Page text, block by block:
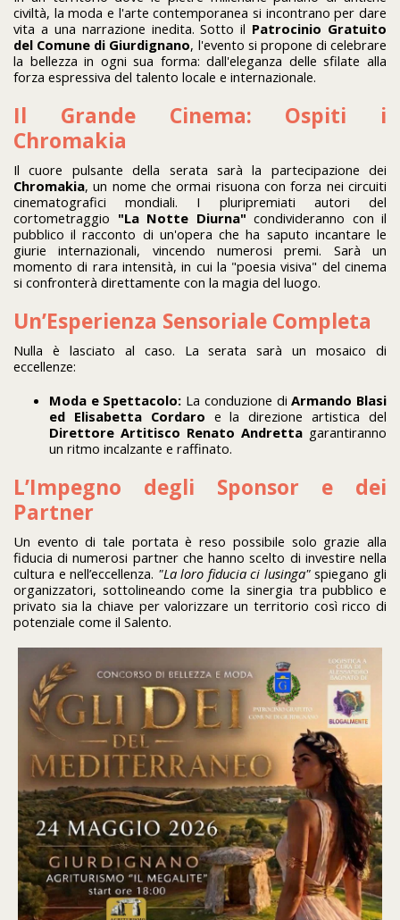
civiltà, la moda e l'arte contemporanea si incontrano per dare
vita a una narrazione inedita. Sotto il Patrocinio Gratuito
del Comune di Giurdignano, l'evento si propone di celebrare
la bellezza in ogni sua forma: dall'eleganza delle sfilate alla
forza espressiva del talento locale e internazionale.
Il Grande Cinema: Ospiti i
Chromakia
Il cuore pulsante della serata sarà la partecipazione dei
Chromakia, un nome che ormai risuona con forza nei circuiti
cinematografici mondiali. I pluripremiati autori del
cortometraggio "La Notte Diurna" condivideranno con il
pubblico il racconto di un'opera che ha saputo incantare le
giurie internazionali, vincendo numerosi premi. Sarà un
momento di rara intensità, in cui la "poesia visiva" del cinema
si confronterà direttamente con la magia del luogo.
Un’Esperienza Sensoriale Completa
Nulla è lasciato al caso. La serata sarà un mosaico di
eccellenze:
Moda e Spettacolo: La conduzione diArmando Blasi
ed Elisabetta Cordaro e la direzione artistica del
Direttore Artitisco Renato Andretta garantiranno
un ritmo incalzante e raffinato.
L’Impegno degli Sponsor e dei
Partner
Un evento di tale portata è reso possibile solo grazie alla
fiducia di numerosi partner che hanno scelto di investire nella
cultura e nell’eccellenza. "La loro fiducia ci lusinga"spiegano gli
organizzatori, sottolineando come la sinergia tra pubblico e
privato sia la chiave per valorizzare un territorio così ricco di
potenziale come il Salento.